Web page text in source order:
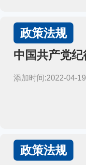
政策法规
中国共产党
添加时间:2022-04-
政策法规